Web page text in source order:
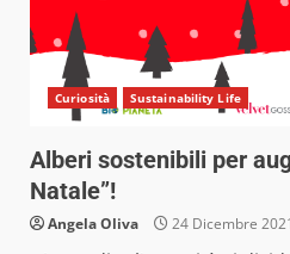
Curiosità Sustainability Life
Alberi sostenibili per
Natale”!
Angela Oliva 24 Dicembre